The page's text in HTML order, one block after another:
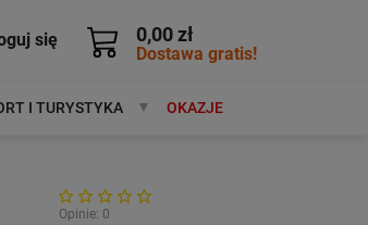
0,00 zł
Dostawa gratis!
się
I TURYSTYKA MARKIOKAZJE
Opinie: 0